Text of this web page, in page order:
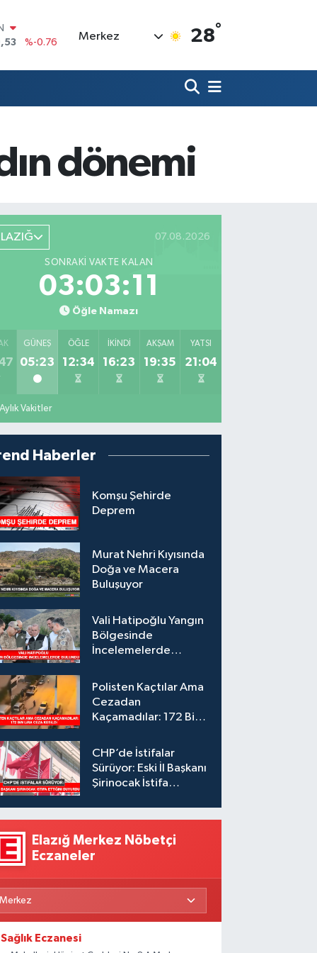
%0.17
%0.01
%64
Merkez 28°
dönemi
07.08.2026
SONRAKI VAKTE KALAN
03:03:10
Öğle Namazı
GÜNEŞ
05:23
ÖĞLE
12:34
İKINDI
16:23
AKŞAM
19:35
YATSI
21:04
Aylık Vakitler
Haberler
Komşu Şehirde
Deprem
Murat Nehri Kıyısında
Doğa ve Macera
Buluşuyor
Vali Hatipoğlu Yangın
Bölgesinde
İncelemelerde
Polisten Kaçtılar Ama
Cezadan
Kaçamadılar: 172 Bin
CHP’de İstifalar
Sürüyor: Eski İl Başkanı
Şirinocak İstifa
Elazığ Merkez Nöbetçi
Eczaneler
Sağlık Eczanesi